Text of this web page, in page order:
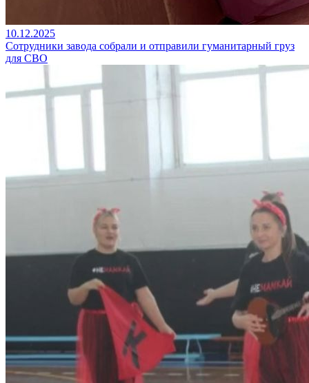
10.12.2025
Cотрудники завода собрали и отправили гуманитарный груз
для СВО